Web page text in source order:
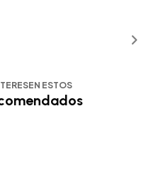
ESTOS